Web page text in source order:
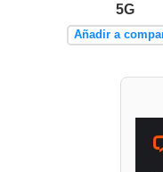
5G
Añadir a